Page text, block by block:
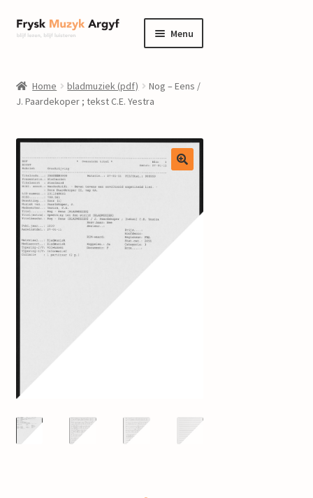
Ga
door
navigatie
Ga
naar
inhoud
Menu
informatie
winkel
Submenu
uitvouwen
Componisten
nieuws
events
Home bladmuziek (pdf)
Nog – Eens /
J. Paardekoper ; tekst C.E. Yestra